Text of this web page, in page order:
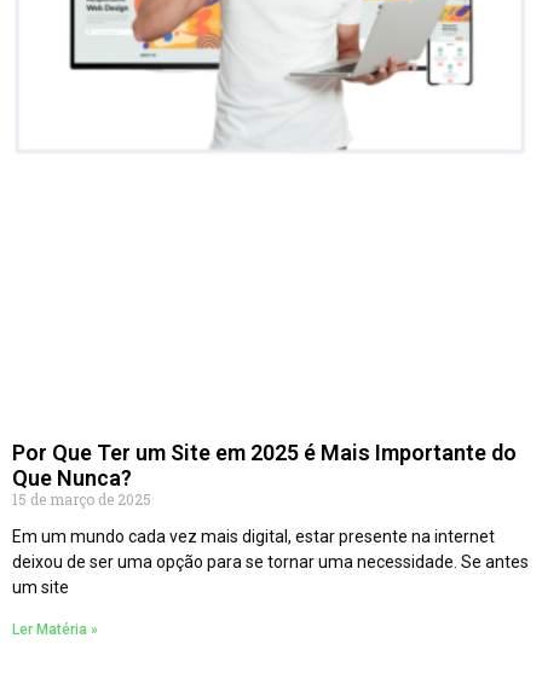
Por Que Ter um Site em 2025 é Mais Importante do
Que Nunca?
15 de março de 2025
Em um mundo cada vez mais digital, estar presente na internet
deixou de ser uma opção para se tornar uma necessidade. Se antes
um site
Ler Matéria »